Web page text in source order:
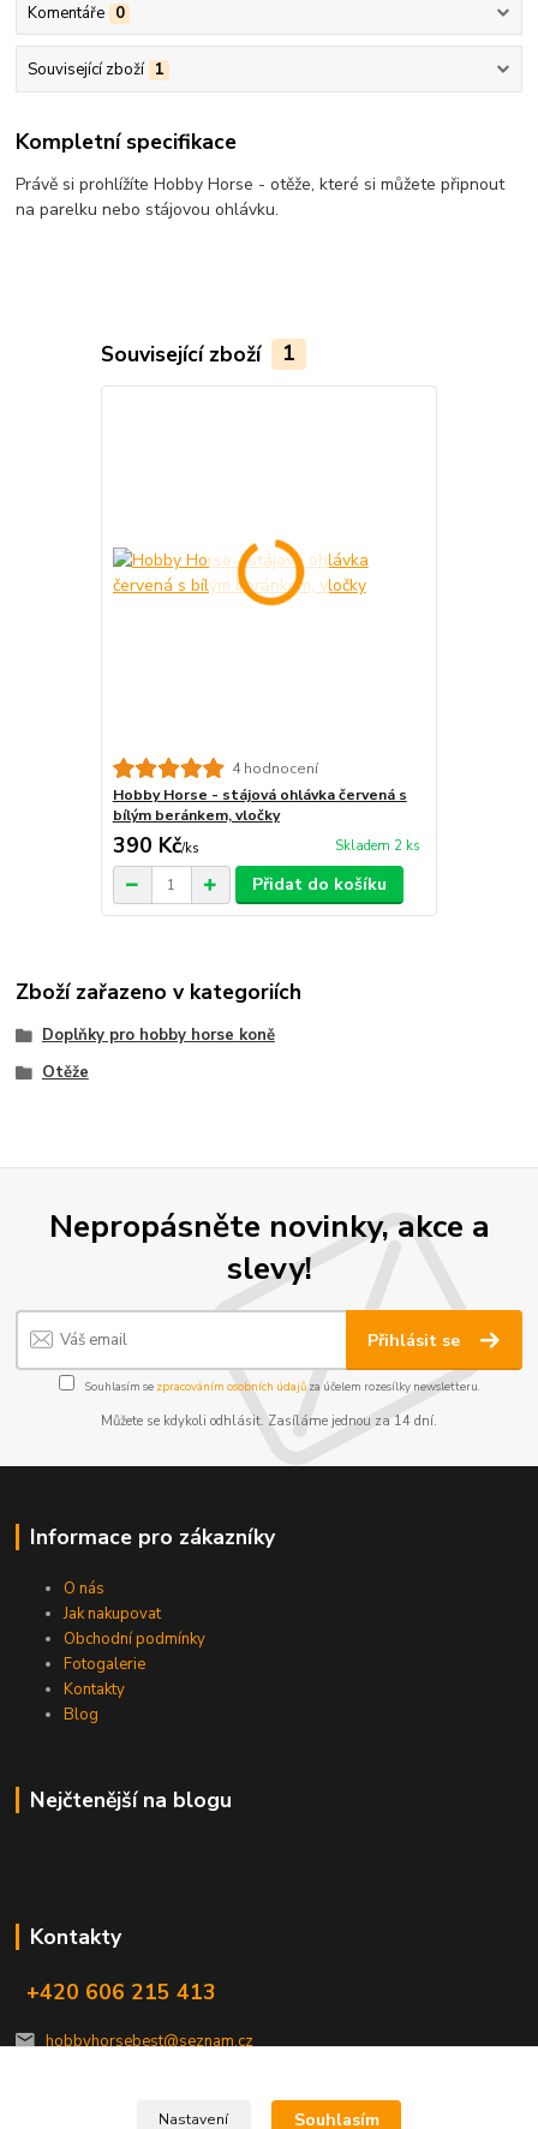
Komentáře 0
Související zboží 1
Kompletní specifikace
Právě si prohlížíte Hobby Horse - otěže, které si můžete připnout
na parelku nebo stájovou ohlávku.
Související zboží 1
4 hodnocení
Hobby Horse - stájová ohlávka červená s
bílým beránkem, vločky
390 Kč/ks Skladem 2 ks
Přidat do košíku
Zboží zařazeno v kategoriích
Doplňky pro hobby horse koně
Otěže
Nepropásněte novinky, akce a
slevy!
Přihlásit se
Souhlasím se zpracováním osobních údajůza účelem rozesílky newsletteru.
Můžete se kdykoli odhlásit. Zasíláme jednou za 14 dní.
Informace pro zákazníky
O nás
Jak nakupovat
Obchodní podmínky
Fotogalerie
Kontakty
Blog
Nejčtenější na blogu
Kontakty
+420 606 215 413
hobbyhorsebest@seznam.cz
Nastavení Souhlasím